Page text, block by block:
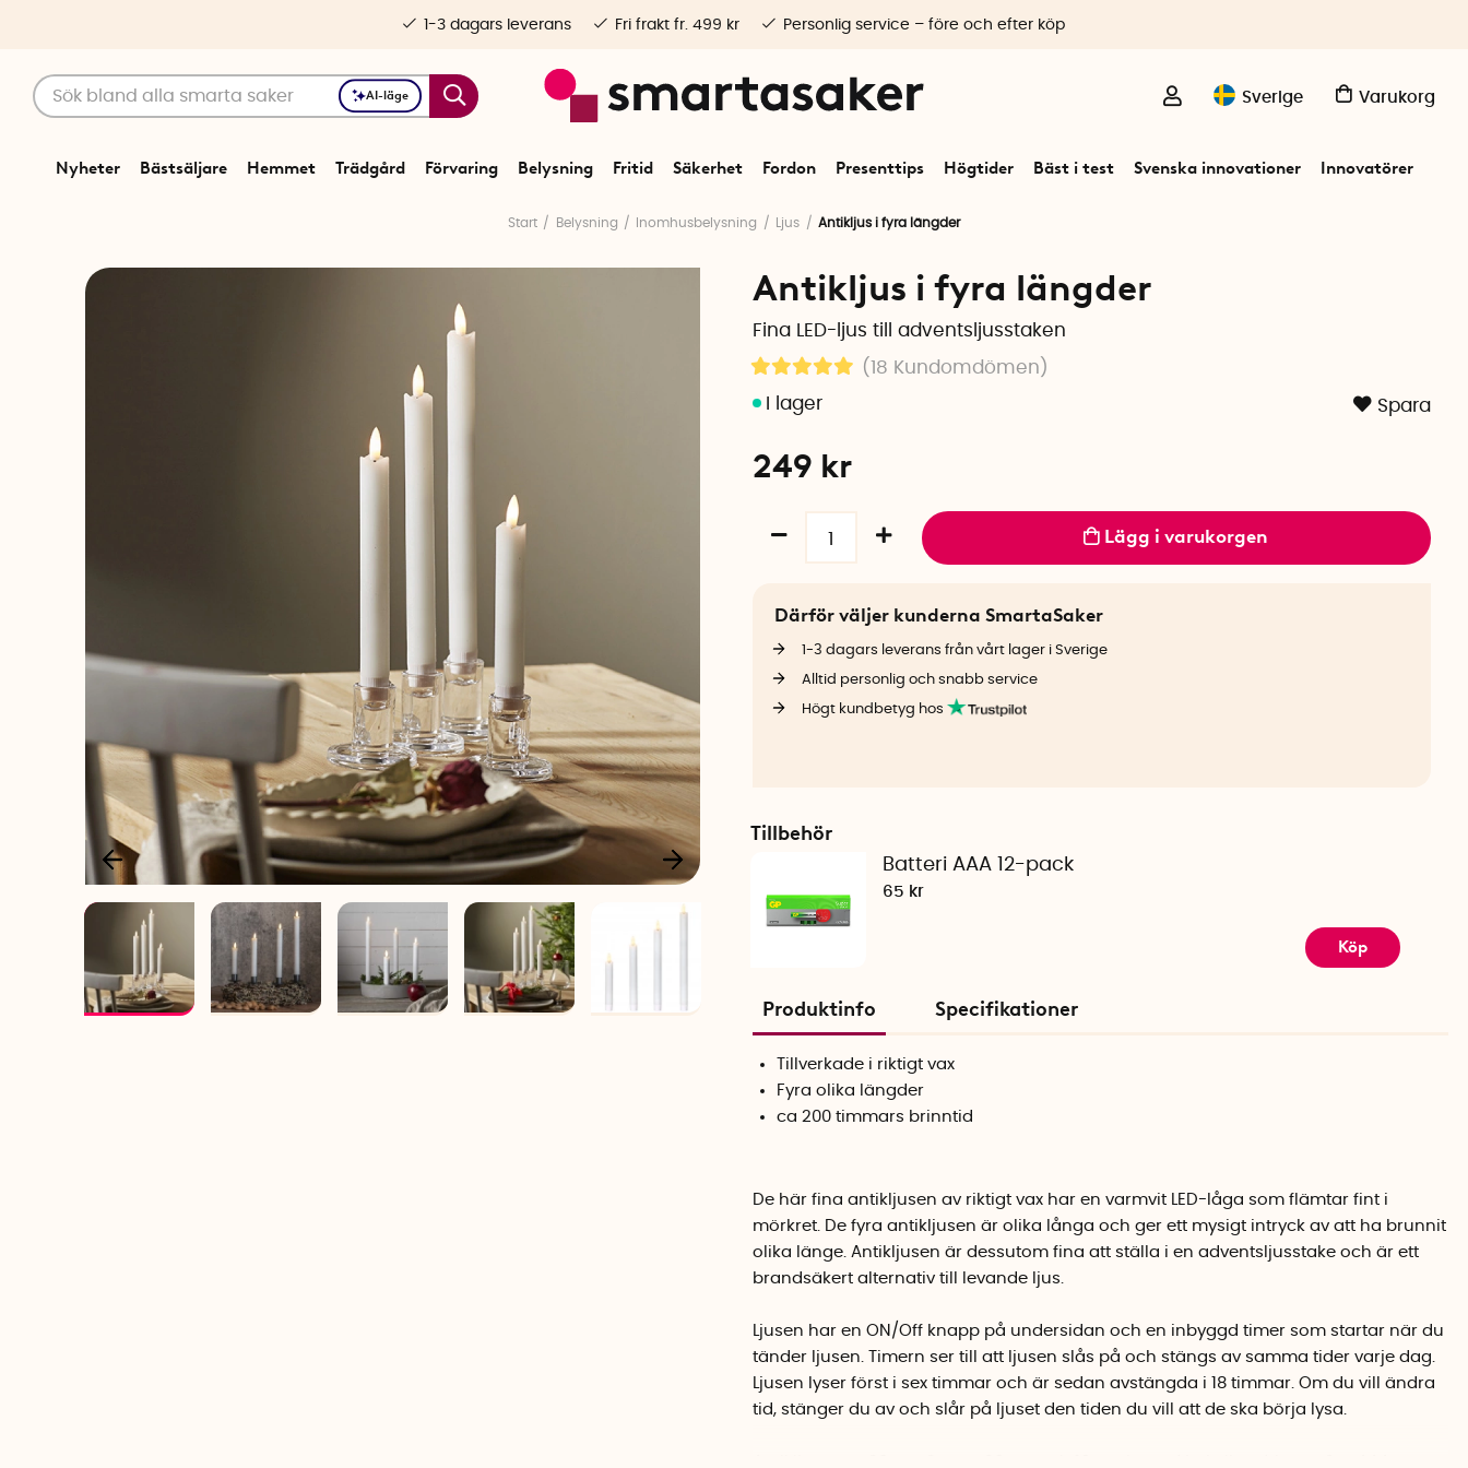
AI-läge Sverige Varukorg
Nyheter Bästsäljare Hemmet Trädgård Förvaring Belysning Fritid Säkerhet Fordon Presenttips Högtider Bäst i test Svenska innovationer Innovatörer
1-3 dagars leverans Fri frakt fr. 499 kr Personlig service – före och efter köp
Start Belysning Inomhusbelysning Ljus Antikljus i fyra längder
Antikljus i fyra längder
Fina LED-ljus till adventsljusstaken
(18 Kundomdömen )
Spara
249 kr
Lägg i varukorgen
Därför väljer kunderna SmartaSaker
1-3 dagars leverans från vårt lager i Sverige
Alltid personlig och snabb service
Högt kundbetyg hos
Tillbehör
Batteri AAA 12-pack
65 kr
Köp
Produktinfo Specifikationer
Tillverkade i riktigt vax
Fyra olika längder
ca 200 timmars brinntid
De här fina antikljusen av riktigt vax har en varmvit LED-låga som flämtar fint i
mörkret. De fyra antikljusen är olika långa och ger ett mysigt intryck av att ha brunnit
olika länge. Antikljusen är dessutom fina att ställa i en adventsljusstake och är ett
brandsäkert alternativ till levande ljus.
Ljusen har en ON/Off knapp på undersidan och en inbyggd timer som startar när du
tänder ljusen. Timern ser till att ljusen slås på och stängs av samma tider varje dag.
Ljusen lyser först i sex timmar och är sedan avstängda i 18 timmar. Om du vill ändra
tid, stänger du av och slår på ljuset den tiden du vill att de ska börja lysa.